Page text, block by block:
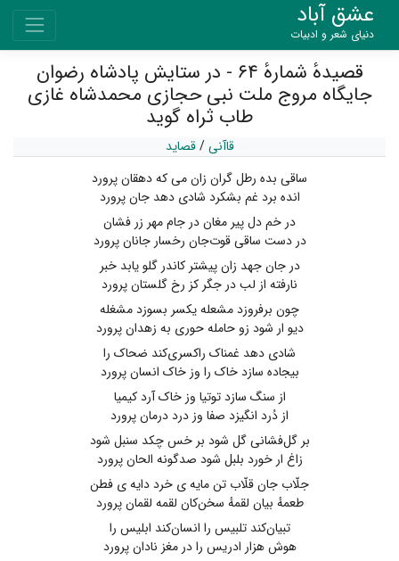
عشق آباد
دنیای شعر و ادبیات
قصیدهٔ شمارهٔ ۶۴ - در ستایش پادشاه رضوان
جایگاه مروج ملت نبی حجازی محمدشاه غازی
طاب ثراه‌ گوید
قاآنی/قصاید
ساقی بده رطل گران زان می که دهقان پرورد
انده برد غم بشکرد شادی دهد جان پرورد
در خم دل پیر مغان در جام مهر زر فشان
در دست‌ ساقی‌ قوت‌جان ‌رخسار جانان پرورد
در جان جهد زان پیشتر کاندر گلو یابد خبر
نارفته از لب در جگر کز رخ ‌گلستان پرورد
چون برفروزد مشعله یکسر بسوزد مشغله
دیو ار شود زو حامله حوری به زهدان پرورد
شادی دهد غمناک راکسری‌کند ضحاک را
بیجاده سازد خاک را وز خاک انسان پرورد
از سنگ سازد توتیا وز خاک آرد کیمیا
از دُرد انگیزد صفا وز درد درمان پرورد
بر گل‌فشانی ‌گل‌ شود بر خس ‌چکد سنبل شود
زاغ ار خورد بلبل شود صدگونه الحان پرورد
جلّاب جان قلّاب تن مایه ی خرد دایه ی فطن
طعمهٔ بیان لقمهٔ سخن‌کان لقمه لقمان پرورد
تبیان‌کند تلبیس را انسان‌کند ابلیس را
هوش ‌هزار ادریس را در مغز نادان پرورد